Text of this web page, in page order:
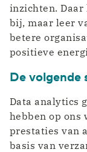
inzichten. Daar
bij, maar leer
betere
positieve
De volgende
Data analytics
hebben op ons
prestaties van
basis van